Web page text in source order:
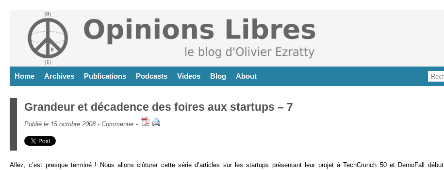
Home Archives Publications Podcasts Videos Blog About
Grandeur et décadence des foires aux startups – 7
Publié le 15 octobre 2008 - Commenter-
Allez, c’est presque terminé ! Nous allons clôturer cette série d’articles sur les startups présentant leur projet à TechCrunch 50 et DemoFall début